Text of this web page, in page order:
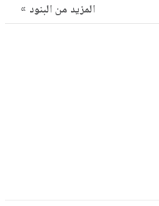
المزيد من البنود »